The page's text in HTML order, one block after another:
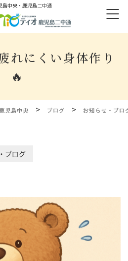
島中央・鹿児島二中通
れにくい身体作り
🔥
児島中央 > ブログ > お知らせ・ブロ
ブログ